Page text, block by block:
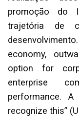
promoção do
trajetória de
economy,
option for
enterprise
performance.
recognize this”